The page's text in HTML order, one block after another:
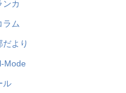
ンカ
ラム
だより
Mode
ル